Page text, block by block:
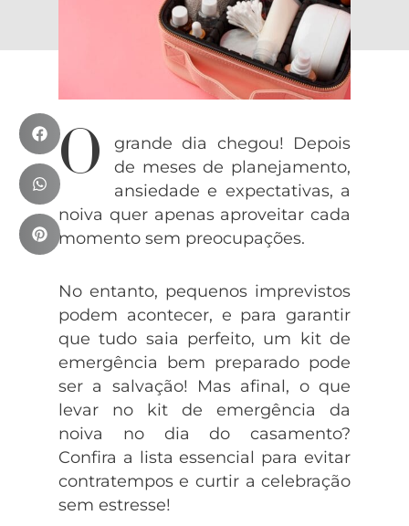
O
grande dia chegou! Depois
de meses de planejamento,
ansiedade e expectativas, a
noiva quer apenas aproveitar cada
momento sem preocupações.
No entanto, pequenos imprevistos
podem acontecer, e para garantir
que tudo saia perfeito, um kit de
emergência bem preparado pode
ser a salvação! Mas afinal, o que
levar no kit de emergência da
noiva no dia do casamento?
Confira a lista essencial para evitar
contratempos e curtir a celebração
sem estresse!